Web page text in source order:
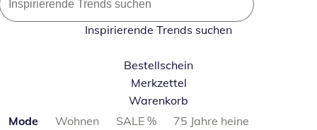
Inspirierende Trends suchen
Bestellschein
Merkzettel
Warenkorb
Produktkategorien überspringen
Mode Wohnen SALE %
75 Jahre heine